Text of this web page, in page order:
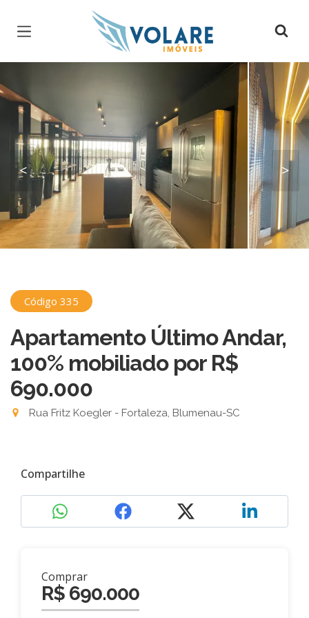
Página inicial
< >
Código 335
Apartamento Último Andar,
100% mobiliado por R$
690.000
Rua Fritz Koegler - Fortaleza, Blumenau-SC
Compartilhe
Comprar
R$ 690.000